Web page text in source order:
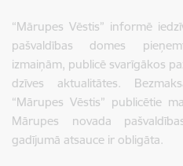
“Mārupes Vēstis” informē
pašvaldības domes
izmaiņām, publicē svarīgākos
dzīves aktualitātes.
“Mārupes Vēstis” publicētie
Mārupes novada
gadījumā atsauce ir obligāta.